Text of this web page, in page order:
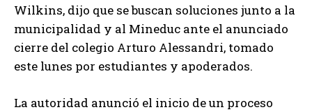
Wilkins, dijo que se buscan soluciones junto a la
municipalidad y al Mineduc ante el anunciado
cierre del colegio Arturo Alessandri, tomado
este lunes por estudiantes y apoderados.
La autoridad anunció el inicio de un proceso